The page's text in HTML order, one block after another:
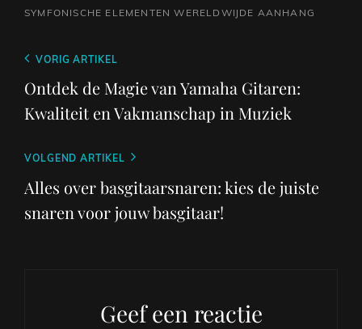
SYMFONISCHE ELEMENTEN WERELDWIJDE AANHANG
Berichtnavigatie
Vorig
bericht
VORIG ARTIKEL
Ontdek de Magie van Yamaha Gitaren:
Kwaliteit en Vakmanschap in Muziek
Volgend
bericht
VOLGEND ARTIKEL
Alles over basgitaarsnaren: kies de juiste
snaren voor jouw basgitaar!
Geef een reactie